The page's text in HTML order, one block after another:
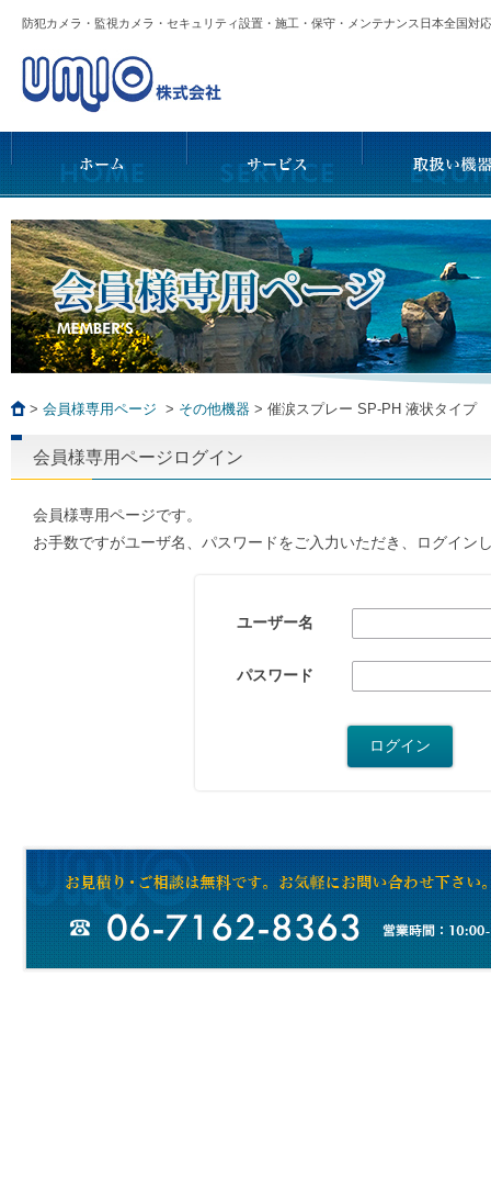
防犯カメラ・監視カメラ・セキュリティ設置・施工・保守・メンテナンス日本全国
> 会員様専用ページ > その他機器 > 催涙スプレー SP-PH 液状タイプ
会員様専用ページログイン
会員様専用ページです。
お手数ですがユーザ名、パスワードをご入力いただき、ログイン
ユーザー名
パスワード